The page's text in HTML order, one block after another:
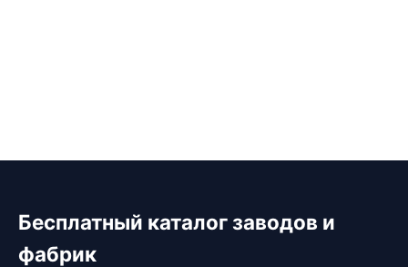
Бесплатный каталог заводов и
фабрик